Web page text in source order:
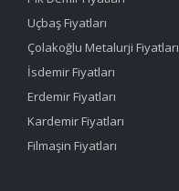
Uçbaş Fiyatları
Çolakoğlu Metalurji Fiyatları
İsdemir Fiyatları
Erdemir Fiyatları
Kardemir Fiyatları
Filmaşin Fiyatları